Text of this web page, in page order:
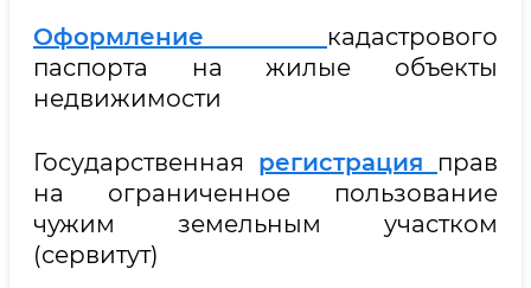
Оформление кадастрового
паспорта на жилые объекты
недвижимости
Государственная регистрация прав
на ограниченное пользование
чужим земельным участком
(сервитут)